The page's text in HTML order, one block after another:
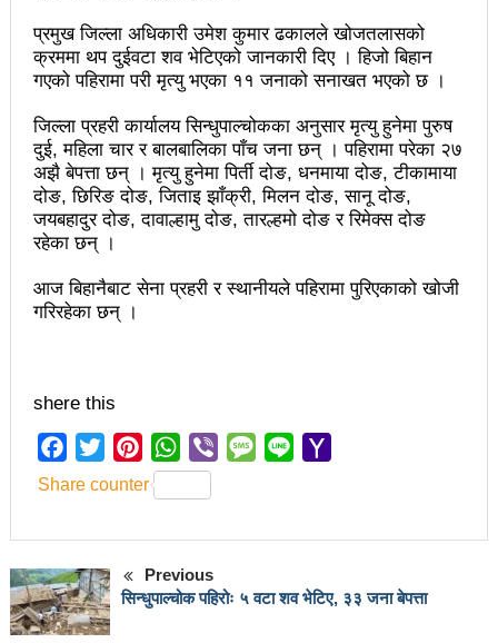
खतिवडाको नयाँ गीत जमाना आजकाल
सहनशीलताको ब्रेक
चलचित्र विकास बोर्डका नवनियुक्त सदस्य गणेश सुवेदीलाई
आइएनएनएफद्वारा सम्मान
एनआरएनए बेलायतको अध्यक्षमा जिलिङका पुडासैनी
महानगर यातायातले थप्यो १२ वटा विद्युतीय बस
गणेश पण्डितको कवितासङ्ग्रह कालापानी लोकार्पण
निर्वाचित
कविता – सुख भोग
समाचार हटाउने अदालतको आदेश र पत्रकार पक्राउ पुर्जीबारे
लोकतान्त्रिक सहिद सन्तति वृत्ति कोष स्थापनाः सहिदका
बालबालिकाको शिक्षामा खर्च हुने
प्रमुख जिल्ला अधिकारी उमेश कुमार ढकालले खोजतलासको
क्रममा थप दुईवटा शव भेटिएको जानकारी दिए । हिजो बिहान
गएको पहिरामा परी मृत्यु भएका ११ जनाको सनाखत भएको छ ।
जिल्ला प्रहरी कार्यालय सिन्धुपाल्चोकका अनुसार मृत्यु हुनेमा पुरुष
दुई, महिला चार र बालबालिका पाँच जना छन् । पहिरामा परेका २७
अझै बेपत्ता छन् । मृत्यु हुनेमा पिर्ती दोङ, धनमाया दोङ, टीकामाया
दोङ, छिरिङ दोङ, जिताइ झाँक्री, मिलन दोङ, सानू दोङ,
जयबहादुर दोङ, दावाल्हामु दोङ, तारल्हमो दोङ र रिमेक्स दोङ
रहेका छन् ।
आज बिहानैबाट सेना प्रहरी र स्थानीयले पहिरामा पुरिएकाको खोजी
गरिरहेका छन् ।
shere this
Facebook
TwitterPinterestWhatsApp
Viber Message
Line
Share counter
Previous
सिन्धुपाल्चोक पहिरोः ५ वटा शव भेटिए, ३३ जना बेपत्ता